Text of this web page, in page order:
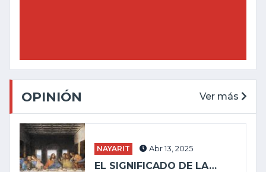
OPINIÓN Ver más
NAYARIT Abr 13, 2025
EL SIGNIFICADO DE LA…